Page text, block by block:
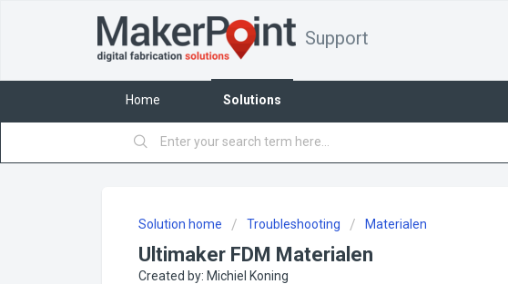
Support
Home Solutions
Solution home Troubleshooting Materialen
Ultimaker FDM Materialen
Created by: Michiel Koning